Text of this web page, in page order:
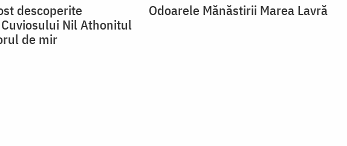
descoperite
Nil Athonitul
de mir
Odoarele Mănăstirii Marea Lavră